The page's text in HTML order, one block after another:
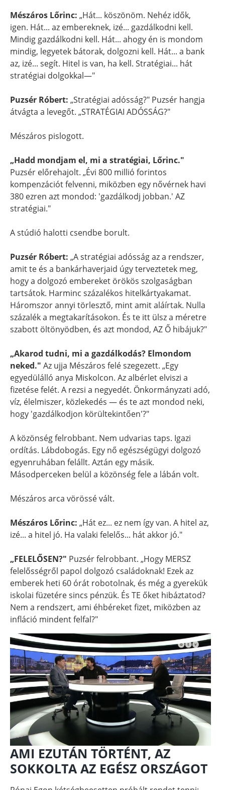
Mészáros Lőrinc: „Hát... köszönöm. Nehéz idők,
igen. Hát... az embereknek, izé... gazdálkodni kell.
Mindig gazdálkodni kell. Hát... ahogy én is mondom
mindig, legyetek bátorak, dolgozni kell. Hát... a bank
az, izé... segít. Hitel is van, ha kell. Stratégiai... hát
stratégiai dolgokkal—"
Puzsér Róbert: „Stratégiai adósság?" Puzsér hangja
átvágta a levegőt. „STRATÉGIAI ADÓSSÁG?"
Mészáros pislogott.
„Hadd mondjam el, mi a stratégiai, Lőrinc."
Puzsér előrehajolt. „Évi 800 millió forintos
kompenzációt felvenni, miközben egy nővérnek havi
380 ezren azt mondod: 'gazdálkodj jobban.' AZ
stratégiai."
A stúdió halotti csendbe borult.
Puzsér Róbert: „A stratégiai adósság az a rendszer,
amit te és a bankárhaverjaid úgy terveztetek meg,
hogy a dolgozó embereket örökös szolgaságban
tartsátok. Harminc százalékos hitelkártyakamat.
Háromszor annyi törlesztő, mint amit aláírtak. Nulla
százalék a megtakarításokon. És te itt ülsz a méretre
szabott öltönyödben, és azt mondod, AZ Ő hibájuk?"
„Akarod tudni, mi a gazdálkodás? Elmondom
neked." Az ujja Mészáros felé szegezett. „Egy
egyedülálló anya Miskolcon. Az albérlet elviszi a
fizetése felét. A rezsi a negyedét. Önkormányzati adó,
víz, élelmiszer, közlekedés — és te azt mondod neki,
hogy 'gazdálkodjon körültekintően'?"
A közönség felrobbant. Nem udvarias taps. Igazi
ordítás. Lábdobogás. Egy nő egészségügyi dolgozó
egyenruhában felállt. Aztán egy másik.
Másodperceken belül a közönség fele a lábán volt.
Mészáros arca vörössé vált.
Mészáros Lőrinc: „Hát ez... ez nem így van. A hitel az,
izé... a hitel jó. Ha valaki felelős... hát akkor jó."
„FELELŐSEN?" Puzsér felrobbant. „Hogy MERSZ
felelősségről papol dolgozó családoknak! Ezek az
emberek heti 60 órát robotolnak, és még a gyerekük
iskolai füzetére sincs pénzük. És TE őket hibáztatod?
Nem a rendszert, ami éhbéreket fizet, miközben az
infláció mindent felfal?"
AMI EZUTÁN TÖRTÉNT, AZ
SOKKOLTA AZ EGÉSZ ORSZÁGOT